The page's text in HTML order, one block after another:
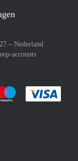
– Nederland
accounts
af met Paypal
gemakkelijk af met
Je rekent